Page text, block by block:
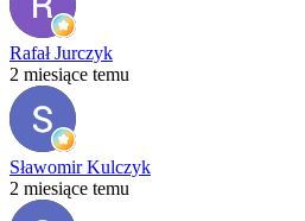
Rafał Jurczyk
2 miesiące temu
Sławomir Kulczyk
2 miesiące temu